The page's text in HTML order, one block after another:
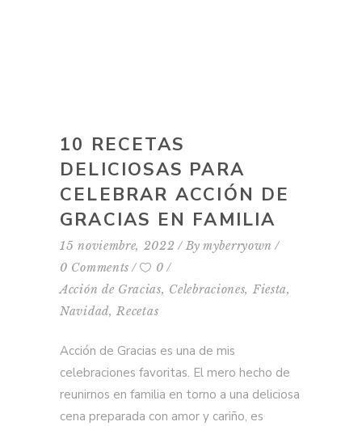
10 RECETAS
DELICIOSAS PARA
CELEBRAR ACCIÓN DE
GRACIAS EN FAMILIA
15 noviembre, 2022 By myberryown
0 Comments
0
Acción de Gracias, Celebraciones, Fiesta,
Navidad,Recetas
Acción de Gracias es una de mis
celebraciones favoritas. El mero hecho de
reunirnos en familia en torno a una deliciosa
cena preparada con amor y cariño, es